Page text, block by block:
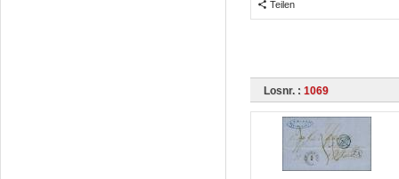
Teilen
Losnr. : 1069